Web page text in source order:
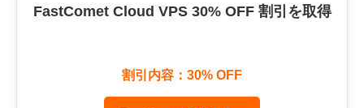
FastComet Cloud VPS 30% OFF 割引を取得
割引内容：30% OFF